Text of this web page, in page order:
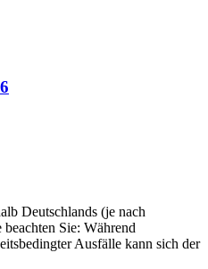
Deutschlands (je nach
Sie: Während
Ausfälle kann sich der